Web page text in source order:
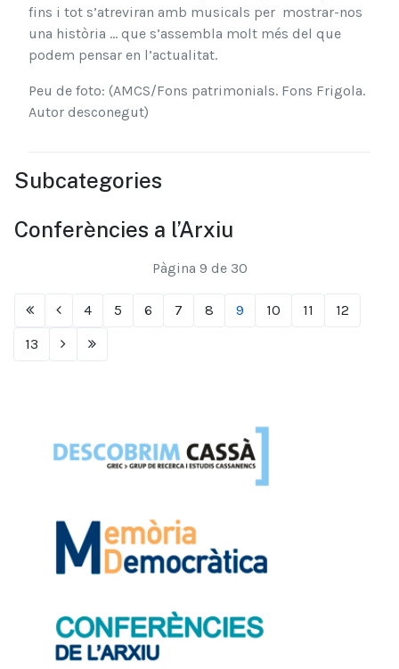
fins i tot s’atreviran amb musicals per mostrar-nos
una història ... que s’assembla molt més del que
podem pensar en l’actualitat.
Peu de foto: (AMCS/Fons patrimonials. Fons Frigola.
Autor desconegut)
Subcategories
Conferències a l’Arxiu
Pàgina 9 de 30
4 5 6 7 8 9 10 11
12
13